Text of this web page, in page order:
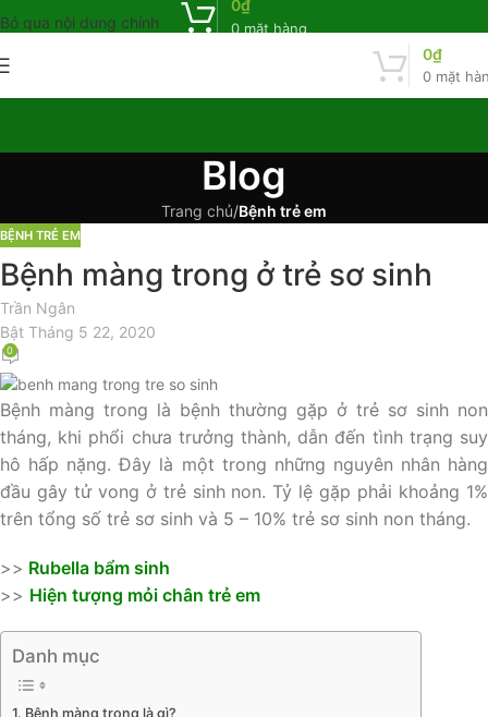
Bỏ qua nội dung chính 0 mặt hàng
0₫
0 mặt
0₫
Blog
Trang chủ/Bệnh trẻ em
BỆNH TRẺ EM
Bệnh màng trong ở trẻ sơ sinh
Trần Ngân
Bật Tháng 5 22, 2020
0
Bệnh màng trong là bệnh thường gặp ở trẻ sơ sinh non
tháng, khi phổi chưa trưởng thành, dẫn đến tình trạng suy
hô hấp nặng. Đây là một trong những nguyên nhân hàng
đầu gây tử vong ở trẻ sinh non. Tỷ lệ gặp phải khoảng 1%
trên tổng số trẻ sơ sinh và 5 – 10% trẻ sơ sinh non tháng.
>> Rubella bẩm sinh
>> Hiện tượng mỏi chân trẻ em
Danh mục
Bệnh màng trong là gì?